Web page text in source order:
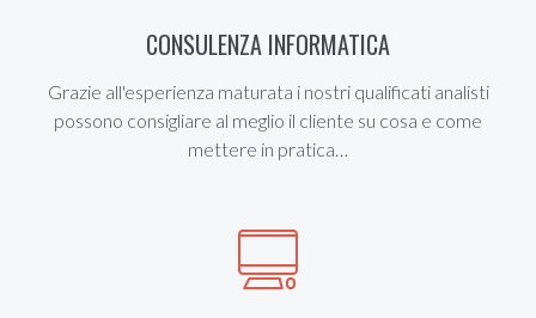
CONSULENZA INFORMATICA
Grazie all'esperienza maturata i nostri qualificati analisti
possono consigliare al meglio il cliente su cosa e come
mettere in pratica…